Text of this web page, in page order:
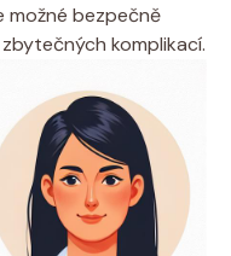
možné bezpečně
komplikací.